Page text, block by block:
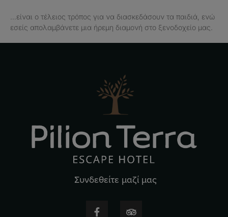
…είναι ο τέλειος τρόπος για να διασκεδάσουν τα παιδιά, ενώ
εσείς απολαμβάνετε μια ήρεμη διαμονή στο ξενοδοχείο μας.
Συνδεθείτε μαζί μας